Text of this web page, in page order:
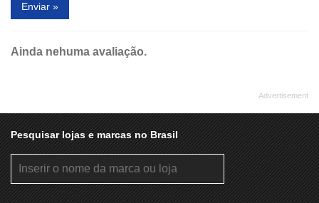
Enviar »
Ainda nehuma avaliação.
Pesquisar lojas e marcas no Brasil